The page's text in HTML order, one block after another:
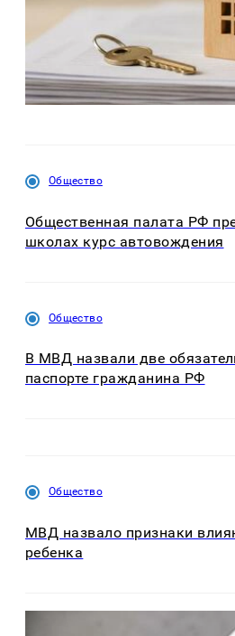
Общество
Общественная палата РФ
школах курс автовождения
Общество
В МВД назвали две
паспорте гражданина РФ
Общество
МВД назвало признаки
ребенка